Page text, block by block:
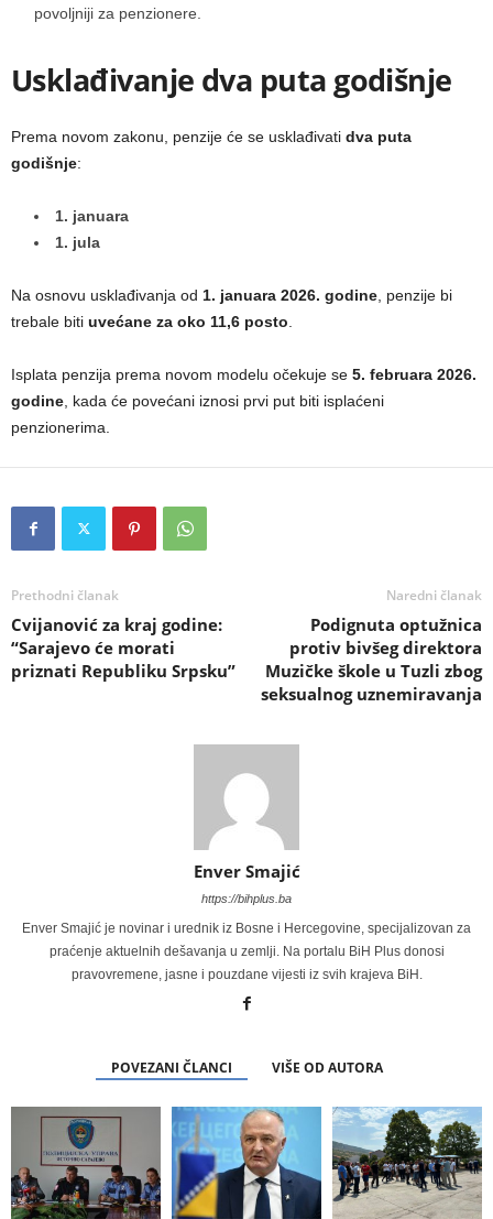
povoljniji za penzionere.
Usklađivanje dva puta godišnje
Prema novom zakonu, penzije će se usklađivati dva puta
godišnje:
1. januara
1. jula
Na osnovu usklađivanja od 1. januara 2026. godine , penzije bi
trebale biti uvećane za oko 11,6 posto
Isplata penzija prema novom modelu očekuje se 5. februara 2026.
godine , kada će povećani iznosi prvi put biti isplaćeni
penzionerima.
Prethodni članak
Cvijanović za kraj godine:
“Sarajevo će morati
priznati Republiku Srpsku”
Naredni članak
Podignuta optužnica
protiv bivšeg direktora
Muzičke škole u Tuzli zbog
seksualnog uznemiravanja
Enver Smajić
https://bihplus.ba
Enver Smajić je novinar i urednik iz Bosne i Hercegovine, specijalizovan za
praćenje aktuelnih dešavanja u zemlji. Na portalu BiH Plus donosi
pravovremene, jasne i pouzdane vijesti iz svih krajeva BiH.
POVEZANI ČLANCI VIŠE OD AUTORA